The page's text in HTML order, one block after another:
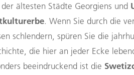
ältesten Städte Georgiens und
. Wenn Sie durch die
schlendern, spüren Sie die
die hier an jeder Ecke
beeindruckend ist die